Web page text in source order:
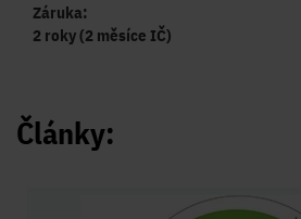
Záruka:
2 roky (2 měsíce IČ)
Články: